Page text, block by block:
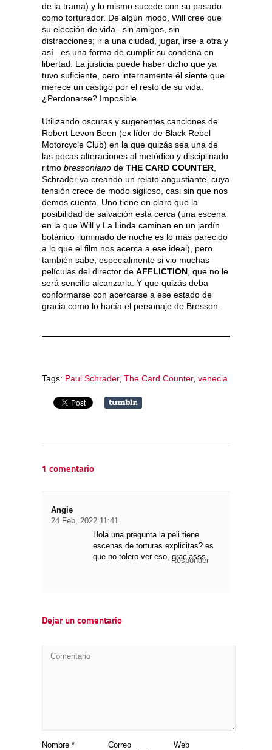
de la trama) y lo mismo sucede con su pasado
como torturador. De algún modo, Will cree que
su elección de vida –sin amigos, sin
distracciones; ir a una ciudad, jugar, irse a otra y
así– es una forma de cumplir su condena en
libertad. La justicia puede haber dicho que ya
tuvo suficiente, pero internamente él siente que
merece un castigo por el resto de su vida.
¿Perdonarse? Imposible.
Utilizando oscuras y sugerentes canciones de
Robert Levon Been (ex líder de Black Rebel
Motorcycle Club) en la que quizás sea una de
las pocas alteraciones al metódico y disciplinado
ritmo bressoniano de THE CARD COUNTER
Schrader va creando un relato angustiante, cuya
tensión crece de modo sigiloso, casi sin que nos
demos cuenta. Uno tiene en claro que la
posibilidad de salvación está cerca (una escena
en la que Will y La Linda caminan en un jardín
botánico iluminado de noche es lo más parecido
a lo que el film nos acerca a ese ideal), pero
también sabe, especialmente si vio muchas
películas del director de AFFLICTION , que no le
será sencillo alcanzarla. Y que quizás deba
conformarse con acercarse a ese estado de
gracia como lo hacía el personaje de Bresson.
Tags: Paul Schrader, The Card Counter, venecia
1 comentario
Angie
24 Feb, 2022 11:41
Hola una pregunta la peli tiene
escenas de torturas explicitas? es
que no tolero ver eso, graciasss
Responder
Dejar un comentario
Nombre *
Correo
Web